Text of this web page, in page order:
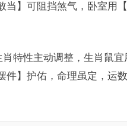
当】可阻挡煞气，卧室用
肖特性主动调整，生肖鼠
件】护佑，命理虽定，运